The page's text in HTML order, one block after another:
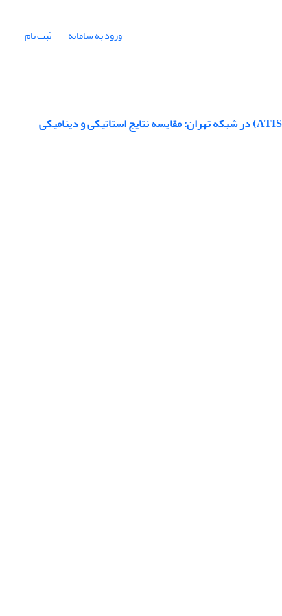
ورود به سامانه ثبت نام